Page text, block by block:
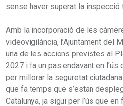
sense haver superat la inspecció
Amb la incorporació de les
videovigilància, l’Ajuntament del
una de les accions previstes al
2027 i fa un pas endavant en
per millorar la seguretat
que fa temps que s’estan
Catalunya, ja sigui per l’ús que